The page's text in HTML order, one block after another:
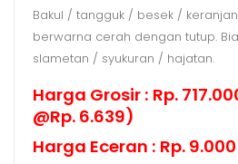
Harga
Grosir
Bakul / tangguk / besek /
berwarna cerah dengan tutup.
slametan / syukuran / hajatan.
Harga Grosir : Rp.
@Rp. 6.639)
Harga Eceran : Rp.